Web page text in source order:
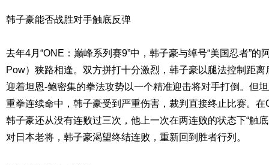
韩子豪能否战胜对手触底反弹
去年4月“ONE：巅峰系列赛9”中，韩子豪与绰号“美国忍者”的
Pow）狭路相逢。双方拼打十分激烈，韩子豪以腿法控制距
迎着坦恩-鲍密集的拳法攻势以一个精准迎击将对手打倒。但
重拳连续命中，韩子豪受到严重伤害，裁判直接终止比赛。
韩子豪还从没有连败过三次，他上一次在两连败的状态下“触
对日本老将，韩子豪渴望终结连败，重新回到胜者行列。